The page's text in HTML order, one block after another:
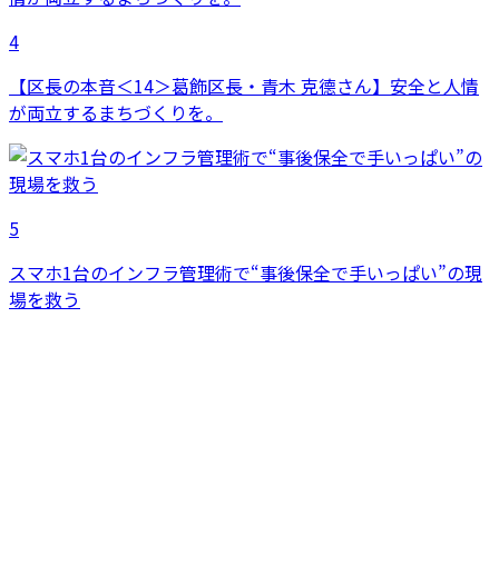
4
【区長の本音＜14＞葛飾区長・青木 克德さん】安全と人情
が両立するまちづくりを。
5
スマホ1台のインフラ管理術で“事後保全で手いっぱい”の現
場を救う